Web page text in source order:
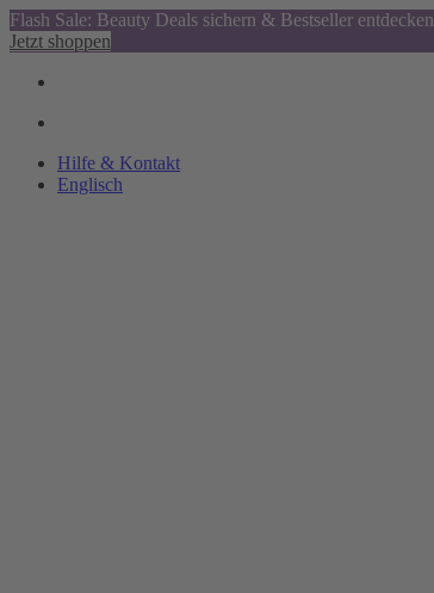
Flash Sale: Beauty Deals sichern & Bestseller entdecken
Jetzt shoppen
Hilfe & Kontakt
Englisch